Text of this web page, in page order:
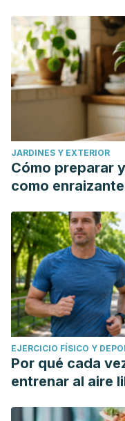
JARDINES Y EXTERIOR
Cómo preparar
como
EJERCICIO FÍSICO Y
Por qué cada
entrenar al aire